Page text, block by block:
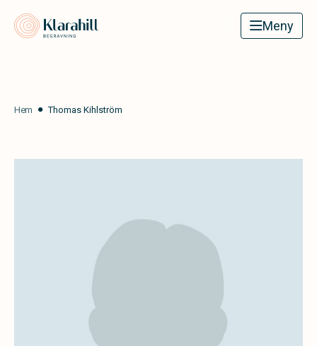
Meny
Hem Thomas Kihlström